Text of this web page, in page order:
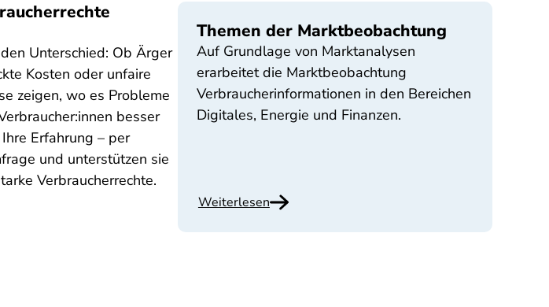
Unterschied: Ob Ärger
Kosten oder unfaire
zeigen, wo es Probleme
besser
Erfahrung – per
und unterstützen sie
Verbraucherrechte.
Themen der Marktbeobachtung
Auf Grundlage von Marktanalysen
erarbeitet die Marktbeobachtung
Verbraucherinformationen in den Bereichen
Digitales, Energie und Finanzen.
Weiterlesen